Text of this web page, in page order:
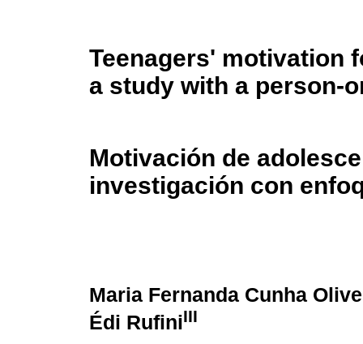
Teenagers' motivation
a study with a person-
Motivación de
investigación con
Maria Fernanda Cunha
Édi RufiniIII